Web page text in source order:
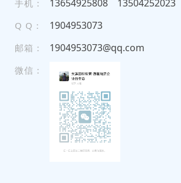
手机： 1 36 54 9 258 08 13 504 2 52 023
Q Q： 1904953073
邮箱： 1904953073@qq.com
微信：